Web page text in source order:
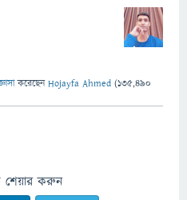
করেছেনHojayfa Ahmed (135,490
শেয়ার করুন